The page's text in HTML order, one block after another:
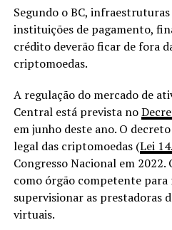
Segundo o BC,
instituições de pagamento,
crédito deverão ficar de fora
criptomoedas.
A regulação do mercado de
Central está prevista no
em junho deste ano. O
legal das criptomoedas (Lei
Congresso Nacional em 2022.
como órgão competente
supervisionar as prestadoras
virtuais.